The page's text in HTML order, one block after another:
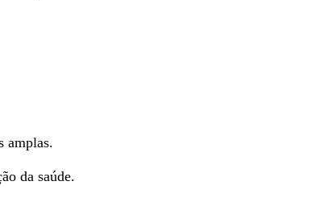
amplas.
da saúde.